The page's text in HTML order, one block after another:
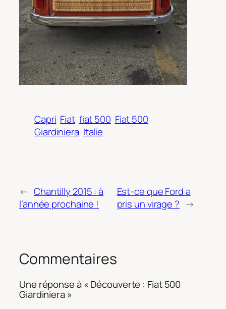
Capri Fiat fiat 500 Fiat 500
Giardiniera Italie
← Chantilly 2015 : à
l’année prochaine !
Est-ce que Ford a
pris un virage ? →
Commentaires
Une réponse à « Découverte : Fiat 500
Giardiniera »